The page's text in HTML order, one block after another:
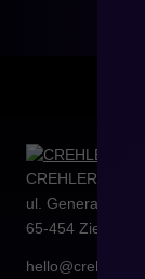
CREHLER Sp. z
ul. Generała
65-454 Zielona
hello@crehler.com